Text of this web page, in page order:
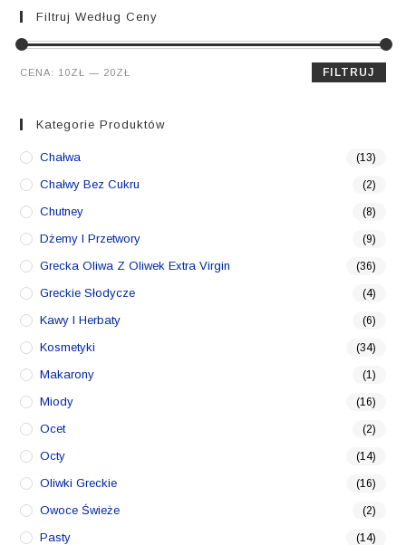
Filtruj Według Ceny
Cena
Cena
FILTRUJ
CENA: 10ZŁ — 20ZŁ
Kategorie Produktów
Chałwa (13)
Chałwy Bez Cukru (2)
Chutney (8)
Dżemy I Przetwory (9)
Grecka Oliwa Z Oliwek Extra Virgin (36)
Greckie Słodycze (4)
Kawy I Herbaty (6)
Kosmetyki (34)
Makarony (1)
Miody (16)
Ocet (2)
Octy (14)
Oliwki Greckie (16)
Owoce Świeże (2)
Pasty (14)